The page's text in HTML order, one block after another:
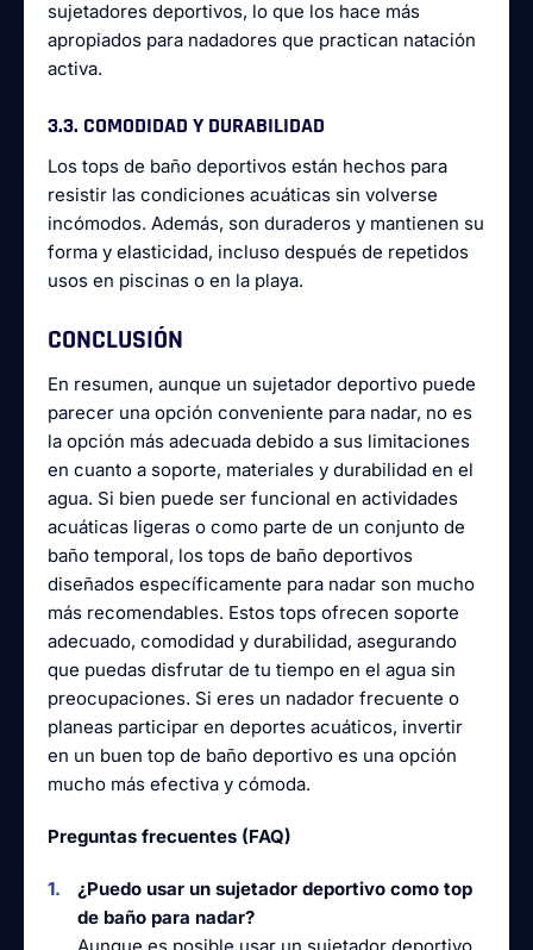
sujetadores deportivos, lo que los hace más
apropiados para nadadores que practican natación
activa.
3.3. COMODIDAD Y DURABILIDAD
Los tops de baño deportivos están hechos para
resistir las condiciones acuáticas sin volverse
incómodos. Además, son duraderos y mantienen su
forma y elasticidad, incluso después de repetidos
usos en piscinas o en la playa.
CONCLUSIÓN
En resumen, aunque un sujetador deportivo puede
parecer una opción conveniente para nadar, no es
la opción más adecuada debido a sus limitaciones
en cuanto a soporte, materiales y durabilidad en el
agua. Si bien puede ser funcional en actividades
acuáticas ligeras o como parte de un conjunto de
baño temporal, los tops de baño deportivos
diseñados específicamente para nadar son mucho
más recomendables. Estos tops ofrecen soporte
adecuado, comodidad y durabilidad, asegurando
que puedas disfrutar de tu tiempo en el agua sin
preocupaciones. Si eres un nadador frecuente o
planeas participar en deportes acuáticos, invertir
en un buen top de baño deportivo es una opción
mucho más efectiva y cómoda.
Preguntas frecuentes (FAQ)
¿Puedo usar un sujetador deportivo como top
de baño para nadar?